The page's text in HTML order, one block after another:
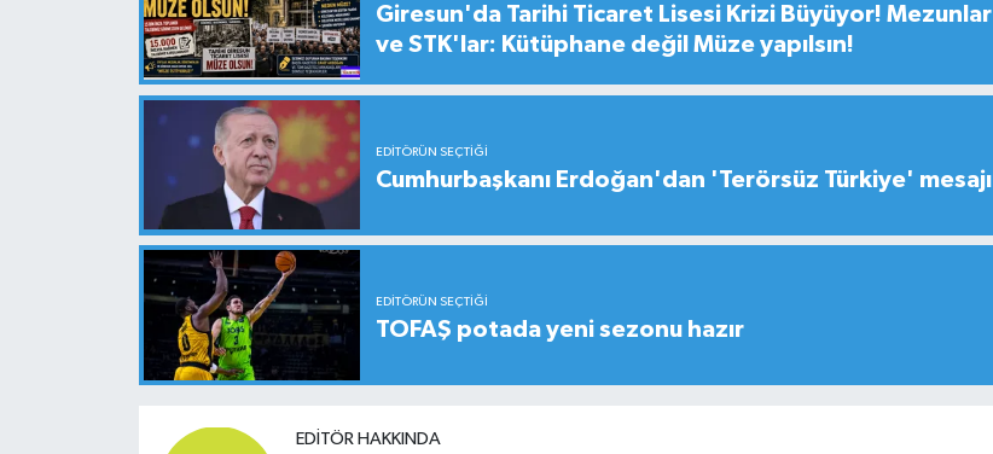
Giresun'da Tarihi Ticaret Lisesi Krizi Büyüyor! Mezunlar
ve STK'lar: Kütüphane değil Müze yapılsın!
EDITÖRÜN SEÇTIĞI
Cumhurbaşkanı Erdoğan'dan 'Terörsüz Türkiye' mesajı
EDITÖRÜN SEÇTIĞI
TOFAŞ potada yeni sezonu hazır
EDITÖR HAKKINDA